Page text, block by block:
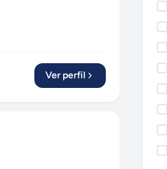
Ver perfil